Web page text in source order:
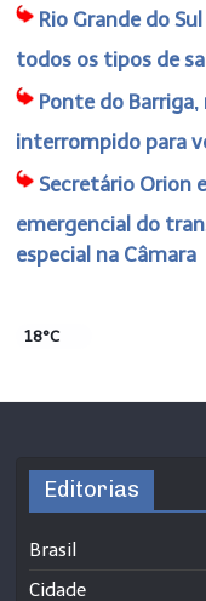
Rio Grande do
todos os tipos de
Ponte do
interrompido para
Secretário Orion
emergencial do
especial na Câmara
18°C
Editorias
Brasil
Cidade